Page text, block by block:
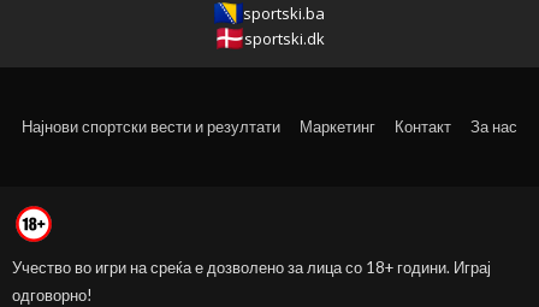
sportski.ba
sportski.dk
Најнови спортски вести и резултати Маркетинг Контакт За нас
Учество во игри на среќа е дозволено за лица со 18+ години. Играј
одговорно!